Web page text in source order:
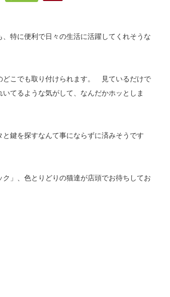
特に便利で日々の生活に活躍してくれそうな
どこでも取り付けられます。 見ているだけで
てるような気がして、なんだかホッとしま
鍵を探すなんて事にならずに済みそうです
」、色とりどりの猫達が店頭でお待ちしてお